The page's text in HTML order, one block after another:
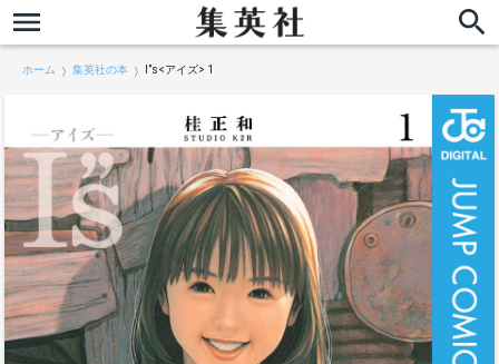
ホーム 集英社の本 I”s<アイズ> 1